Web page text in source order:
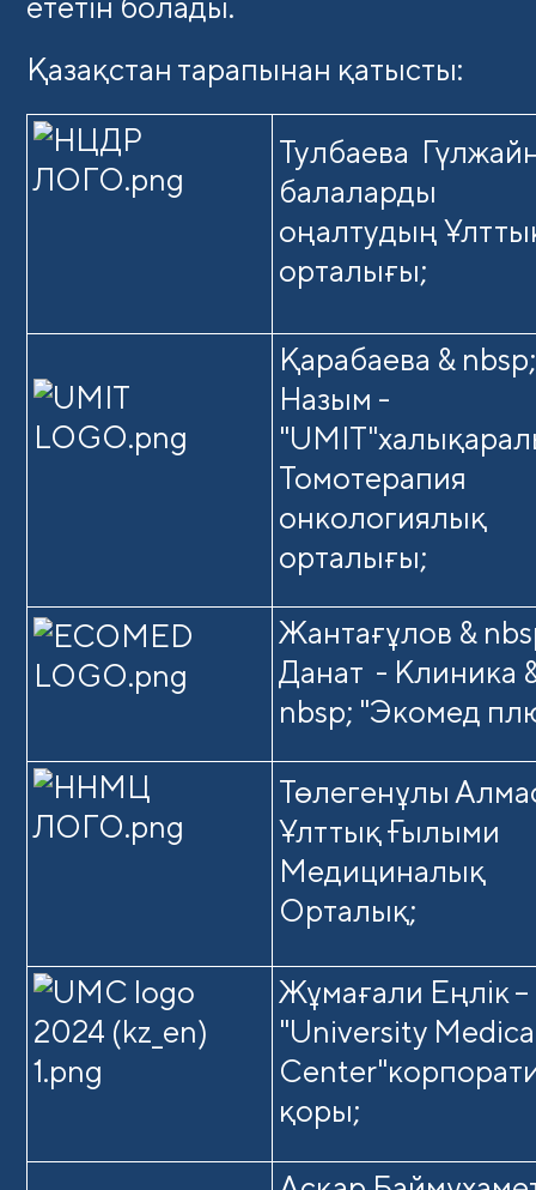
ететін болады.
Қазақстан тарапынан қатысты:
Тулбаева
балаларды
оңалтудың
орталығы;
Қарабаева & nbsp;
Назым -
Томотерапия
онкологиялық
орталығы;
Жантағұлов &
Данат - Клиника
nbsp; "Экомед
Төлегенұлы
Ұлттық Ғылыми
Медициналық
Орталық;
Жұмағали Еңлік –
"University
қоры;